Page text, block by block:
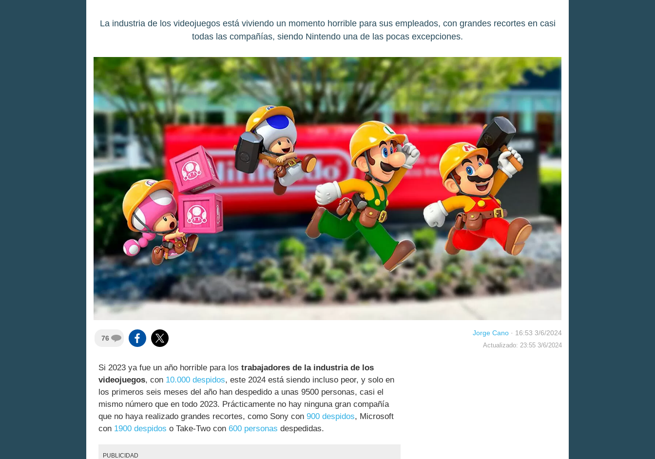
La industria de los videojuegos está viviendo un momento horrible para sus empleados, con grandes recortes en casi
todas las compañías, siendo Nintendo una de las pocas excepciones.
76
Jorge Cano · 16:53 3/6/2024
Actualizado: 23:55 3/6/2024
Si 2023 ya fue un año horrible para los trabajadores de la industria de los
videojuegos, con 10.000 despidos, este 2024 está siendo incluso peor, y solo en
los primeros seis meses del año han despedido a unas 9500 personas, casi el
mismo número que en todo 2023. Prácticamente no hay ninguna gran compañía
que no haya realizado grandes recortes, como Sony con 900 despidos, Microsoft
con 1900 despidos o Take-Two con 600 personas despedidas.
PUBLICIDAD